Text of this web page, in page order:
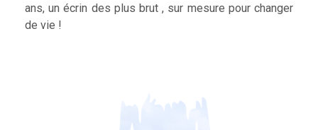
ans, un écrin des plus brut , sur mesure pour changer
de vie !